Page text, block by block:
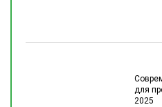
для
2025